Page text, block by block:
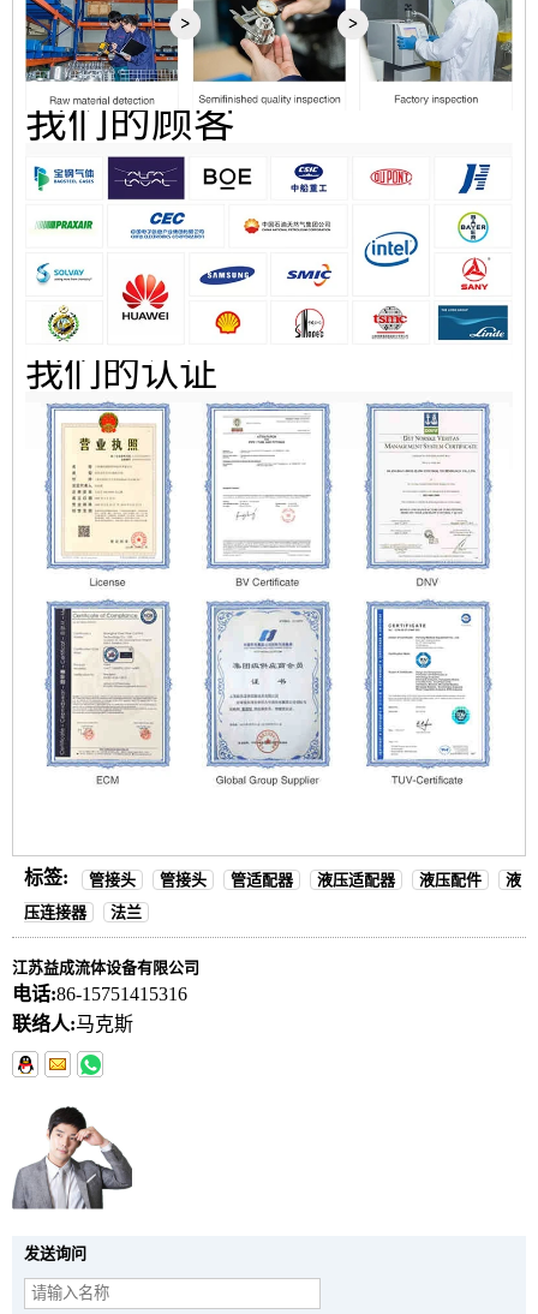
我们的顾客
我们的认证
标签: 管接头 管接头 管适配器 液压适配器 液压配件
液
压连接器
法兰
江苏益成流体设备有限公司
电话:86-15751415316
联络人:马克斯
发送询问